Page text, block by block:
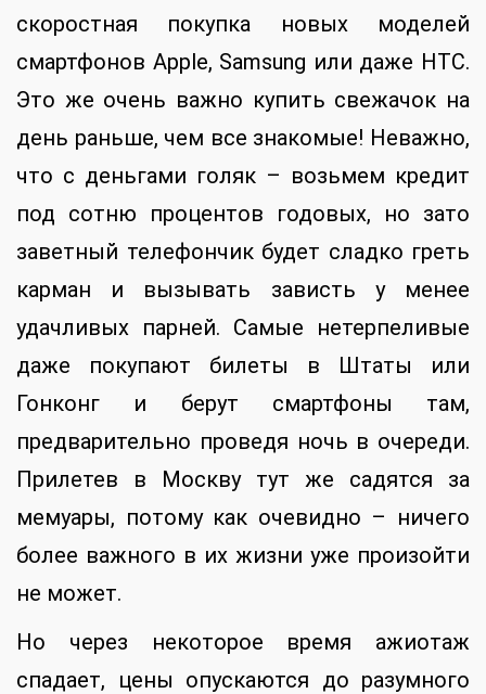
скоростная покупка новых моделей
смартфонов Apple, Samsung или даже HTC.
Это же очень важно купить свежачок на
день раньше, чем все знакомые! Неважно,
что с деньгами голяк – возьмем кредит
под сотню процентов годовых, но зато
заветный телефончик будет сладко греть
карман и вызывать зависть у менее
удачливых парней. Самые нетерпеливые
даже покупают билеты в Штаты или
Гонконг и берут смартфоны там,
предварительно проведя ночь в очереди.
Прилетев в Москву тут же садятся за
мемуары, потому как очевидно – ничего
более важного в их жизни уже произойти
не может.
Но через некоторое время ажиотаж
спадает, цены опускаются до разумного